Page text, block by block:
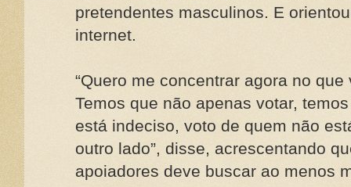
pretendentes masculinos. E
internet.
“Quero me concentrar agora no
Temos que não apenas votar,
está indeciso, voto de quem não
outro lado”, disse, acrescentando
apoiadores deve buscar ao menos